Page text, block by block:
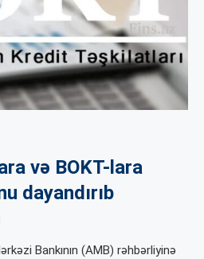
və BOKT-lara
dayandırıb
Bankının (AMB) rəhbərliyinə